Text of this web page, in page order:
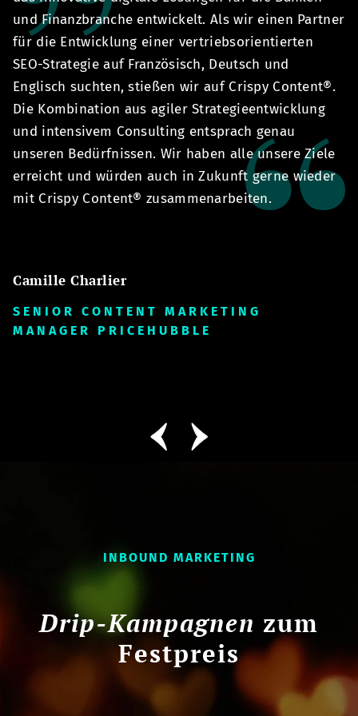
und Finanzbranche entwickelt. Als wir einen Partner
für die Entwicklung einer vertriebsorientierten
SEO-Strategie auf Französisch, Deutsch und
Englisch suchten, stießen wir auf Crispy Content®.
Die Kombination aus agiler Strategieentwicklung
und intensivem Consulting entsprach genau
unseren Bedürfnissen. Wir haben alle unsere Ziele
erreicht und würden auch in Zukunft gerne wieder
mit Crispy Content® zusammenarbeiten.
Camille Charlier
SENIOR CONTENT MARKETING
MANAGER PRICEHUBBLE
INBOUND MARKETING
Drip-Kampagnen zum
Festpreis